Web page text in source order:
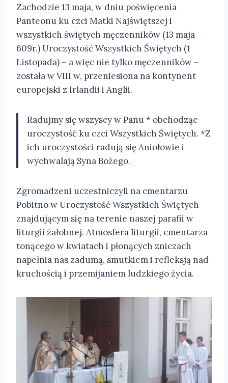
Zachodzie 13 maja, w dniu poświęcenia
Panteonu ku czci Matki Najświętszej i
wszystkich świętych męczenników (13 maja
609r.) Uroczystość Wszystkich Świętych (1
Listopada) – a więc nie tylko męczenników –
została w VIII w, przeniesiona na kontynent
europejski z Irlandii i Anglii.
Radujmy się wszyscy w Panu * obchodząc
uroczystość ku czci Wszystkich Świętych. *Z
ich uroczystości radują się Aniołowie i
wychwalają Syna Bożego.
Zgromadzeni uczestniczyli na cmentarzu
Pobitno w Uroczystość Wszystkich Świętych
znajdującym się na terenie naszej parafii w
liturgii żałobnej. Atmosfera liturgii, cmentarza
tonącego w kwiatach i płonących zniczach
napełnia nas zadumą, smutkiem i refleksją nad
kruchością i przemijaniem ludzkiego życia.